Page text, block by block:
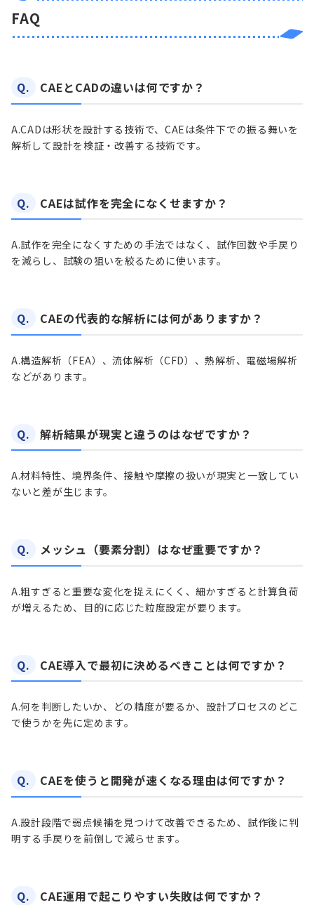
FAQ
Q. CAEとCADの違いは何ですか？
A.CADは形状を設計する技術で、CAEは条件下での振る舞いを
解析して設計を検証・改善する技術です。
Q. CAEは試作を完全になくせますか？
A.試作を完全になくすための手法ではなく、試作回数や手戻り
を減らし、試験の狙いを絞るために使います。
Q. CAEの代表的な解析には何がありますか？
A.構造解析（FEA）、流体解析（CFD）、熱解析、電磁場解析
などがあります。
Q. 解析結果が現実と違うのはなぜですか？
A.材料特性、境界条件、接触や摩擦の扱いが現実と一致してい
ないと差が生じます。
Q. メッシュ（要素分割）はなぜ重要ですか？
A.粗すぎると重要な変化を捉えにくく、細かすぎると計算負荷
が増えるため、目的に応じた粒度設定が要ります。
Q. CAE導入で最初に決めるべきことは何ですか？
A.何を判断したいか、どの精度が要るか、設計プロセスのどこ
で使うかを先に定めます。
Q. CAEを使うと開発が速くなる理由は何ですか？
A.設計段階で弱点候補を見つけて改善できるため、試作後に判
明する手戻りを前倒しで減らせます。
Q. CAE運用で起こりやすい失敗は何ですか？